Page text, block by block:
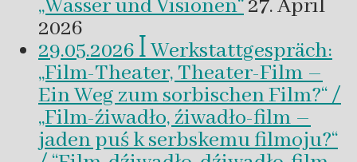
„Wasser und Visionen“27. April
2026
29.05.2026 ꟾ Werkstattgespräch:
„Film-Theater, Theater-Film –
Ein Weg zum sorbischen Film?“ /
„Film-źiwadło, źiwadło-film –
jaden puś k serbskemu filmoju?“